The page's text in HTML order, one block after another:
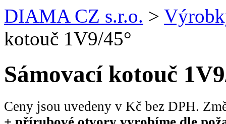
DIAMA CZ s.r.o. >
kotouč 1V9/45°
Sámovací kotouč
Ceny jsou uvedeny v Kč bez DPH.